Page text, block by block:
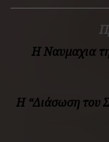
Η Ναυμαχια
H “Διάσωση του